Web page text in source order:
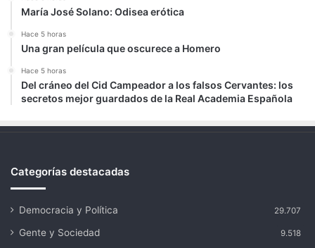
María José Solano: Odisea erótica
Hace 5 horas
Una gran película que oscurece a Homero
Hace 5 horas
Del cráneo del Cid Campeador a los falsos Cervantes: los
secretos mejor guardados de la Real Academia Española
Categorías destacadas
Democracia y Política 29.707
Gente y Sociedad 9.518